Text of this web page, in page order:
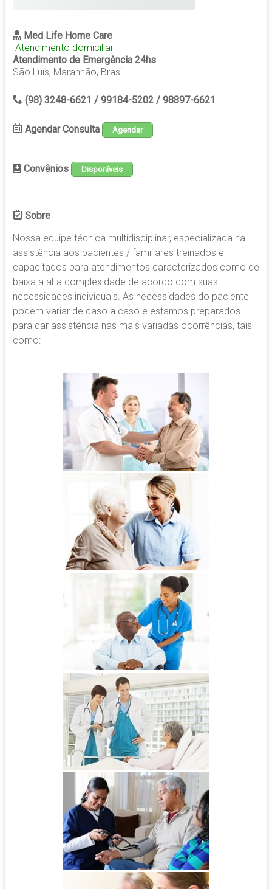
Med Life Home Care
Atendimento domiciliar
Atendimento de Emergência 24hs
São Luís, Maranhão, Brasil
(98) 3248-6621 / 99184-5202 / 98897-6621
Agendar Consulta Agendar
Convênios Disponíveis
Sobre
Nossa equipe técnica multidisciplinar, especializada na
assistência aos pacientes / familiares treinados e
capacitados para atendimentos caracterizados como de
baixa a alta complexidade de acordo com suas
necessidades individuais. As necessidades do paciente
podem variar de caso a caso e estamos preparados
para dar assistência nas mais variadas ocorrências, tais
como: